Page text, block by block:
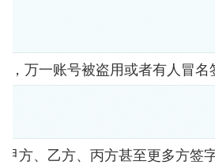
万一账号被盗用或者有人冒
方、乙方、丙方甚至更多方签